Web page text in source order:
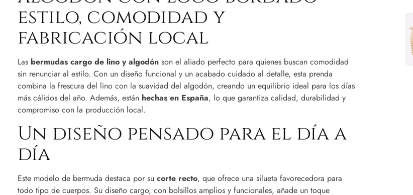
estilo, comodidad y
fabricación local
Las bermudas cargo de lino y algodón son el aliado perfecto para quienes buscan comodidad
sin renunciar al estilo. Con un diseño funcional y un acabado cuidado al detalle, esta prenda
combina la frescura del lino con la suavidad del algodón, creando un equilibrio ideal para los días
más cálidos del año. Además, están hechas en España, lo que garantiza calidad, durabilidad y
compromiso con la producción local.
Un diseño pensado para el día a
día
Este modelo de bermuda destaca por su corte recto, que ofrece una silueta favorecedora para
todo tipo de cuerpos. Su diseño cargo, con bolsillos amplios y funcionales, añade un toque